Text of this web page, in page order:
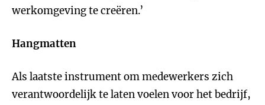
werkomgeving te creëren.’
Hangmatten
Als laatste instrument om medewerkers zich
verantwoordelijk te laten voelen voor het bedrijf,